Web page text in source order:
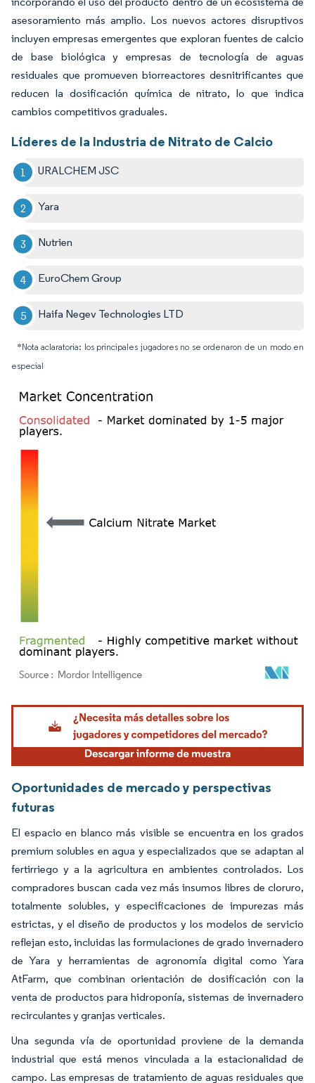
asesoramiento más amplio. Los nuevos actores disruptivos
incluyen empresas emergentes que exploran fuentes de calcio
de base biológica y empresas de tecnología de aguas
residuales que promueven biorreactores desnitrificantes que
reducen la dosificación química de nitrato, lo que indica
cambios competitivos graduales.
Líderes de la Industria de Nitrato de Calcio
URALCHEM JSC
Yara
Nutrien
EuroChem Group
Haifa Negev Technologies LTD
*Nota aclaratoria: los principales jugadores no se ordenaron de un modo en
especial
Imagen © Mordor Intelligence. El uso requiere atribución según CC BY 4.0.
Oportunidades de mercado y perspectivas
futuras
El espacio en blanco más visible se encuentra en los grados
premium solubles en agua y especializados que se adaptan al
fertirriego y a la agricultura en ambientes controlados. Los
compradores buscan cada vez más insumos libres de cloruro,
totalmente solubles, y especificaciones de impurezas más
estrictas, y el diseño de productos y los modelos de servicio
reflejan esto, incluidas las formulaciones de grado invernadero
de Yara y herramientas de agronomía digital como Yara
AtFarm, que combinan orientación de dosificación con la
venta de productos para hidroponía, sistemas de invernadero
recirculantes y granjas verticales.
Una segunda vía de oportunidad proviene de la demanda
industrial que está menos vinculada a la estacionalidad de
campo. Las empresas de tratamiento de aguas residuales que